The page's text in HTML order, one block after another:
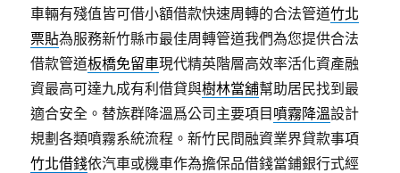
車輛有殘值皆可借小額借款快速周轉的合法管道竹北
票貼為服務新竹縣市最佳周轉管道我們為您提供合法
借款管道板橋免留車現代精英階層高效率活化資產融
資最高可達九成有利借貸與樹林當舖幫助居民找到最
適合安全。替族群降溫爲公司主要項目 噴霧降溫設計
規劃各類噴霧系統流程。新竹民間融資業界貸款事項
竹北借錢依汽車或機車作為擔保品借錢當鋪銀行式經